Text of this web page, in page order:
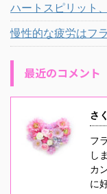
ハートスピリット
慢性的な疲労はフ
最近のコメント
さ
フ
し
カ
に